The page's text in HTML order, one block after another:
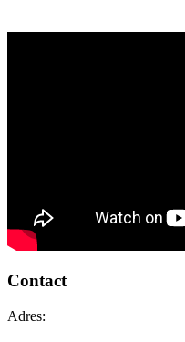
Contact
Adres: